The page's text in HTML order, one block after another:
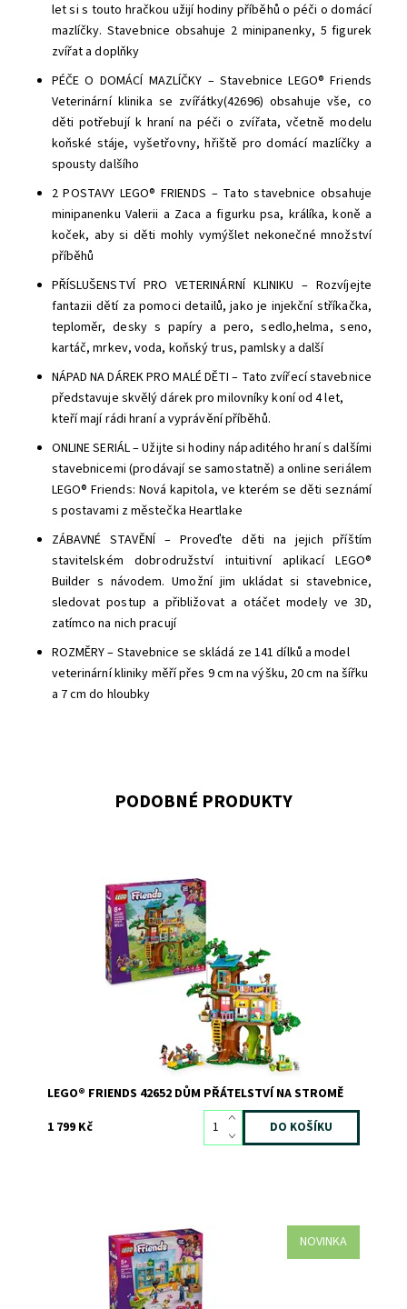
let si s touto hračkou užijí hodiny příběhů o péči o domácí
mazlíčky. Stavebnice obsahuje 2 minipanenky, 5 figurek
zvířat a doplňky
PÉČE O DOMÁCÍ MAZLÍČKY – Stavebnice LEGO® Friends
Veterinární klinika se zvířátky(42696) obsahuje vše, co
děti potřebují k hraní na péči o zvířata, včetně modelu
koňské stáje, vyšetřovny, hřiště pro domácí mazlíčky a
spousty dalšího
2 POSTAVY LEGO® FRIENDS – Tato stavebnice obsahuje
minipanenku Valerii a Zaca a figurku psa, králíka, koně a
koček, aby si děti mohly vymýšlet nekonečné množství
příběhů
PŘÍSLUŠENSTVÍ PRO VETERINÁRNÍ KLINIKU – Rozvíjejte
fantazii dětí za pomoci detailů, jako je injekční stříkačka,
teploměr, desky s papíry a pero, sedlo,helma, seno,
kartáč, mrkev, voda, koňský trus, pamlsky a další
NÁPAD NA DÁREK PRO MALÉ DĚTI – Tato zvířecí stavebnice
představuje skvělý dárek pro milovníky koní od 4 let,
kteří mají rádi hraní a vyprávění příběhů.
ONLINE SERIÁL – Užijte si hodiny nápaditého hraní s dalšími
stavebnicemi (prodávají se samostatně) a online seriálem
LEGO® Friends: Nová kapitola, ve kterém se děti seznámí
s postavami z městečka Heartlake
ZÁBAVNÉ STAVĚNÍ – Proveďte děti na jejich příštím
stavitelském dobrodružství intuitivní aplikací LEGO®
Builder s návodem. Umožní jim ukládat si stavebnice,
sledovat postup a přibližovat a otáčet modely ve 3D,
zatímco na nich pracují
ROZMĚRY – Stavebnice se skládá ze 141 dílků a model
veterinární kliniky měří přes 9 cm na výšku, 20 cm na šířku
a 7 cm do hloubky
PODOBNÉ PRODUKTY
Popusťte uzdu představivosti se stavebnicí LEGO®
Friends 42652 Dům přátelství na stromě.
Dostupnost:
Skladem2
12174
LEGO
LEGO® FRIENDS 42652 DŮM PŘÁTELSTVÍ NA STROMĚ
1 799 Kč
NOVINKA
Inspirujte děti ke hře na nakupování v obchodě s
potravinami se stavebnicí Samoobsluha v městečku
Heartlake (42680). Holky a kluci od 5 let si s touto
propracovanou stavebnicí pro děti mohou vymýšlet